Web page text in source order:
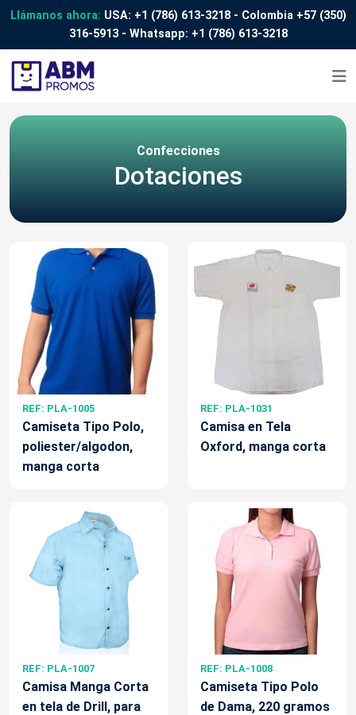
Llámanos ahora: USA: +1 (786) 613-3218- Colombia +57 (350)
316-5913- Whatsapp: +1 (786) 613-3218
Confecciones
Dotaciones
REF: PLA-1005
Camiseta Tipo Polo,
poliester/algodon,
manga corta
REF: PLA-1031
Camisa en Tela
Oxford, manga corta
REF: PLA-1007
Camisa Manga Corta
en tela de Drill, para
REF: PLA-1008
Camiseta Tipo Polo
de Dama, 220 gramos